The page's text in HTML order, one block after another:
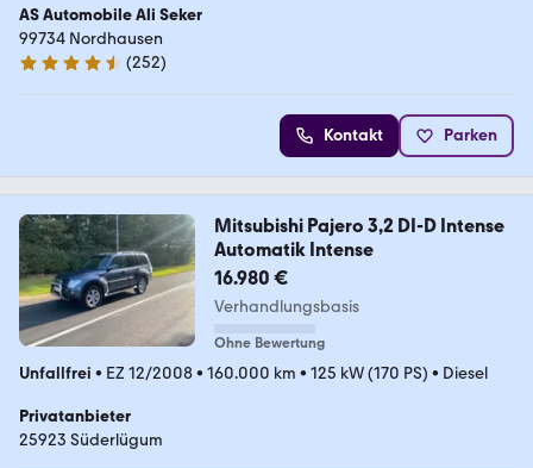
AS Automobile Ali Seker
99734 Nordhausen
4.7 Sterne
(252)
Kontakt Parken
Mitsubishi Pajero 3,2 DI-D Intense
Automatik Intense
16.980 €
Verhandlungsbasis
Ohne Bewertung
Unfallfrei • EZ 12/2008• 160.000 km • 125 kW (170 PS) • Diesel
Privatanbieter
25923 Süderlügum